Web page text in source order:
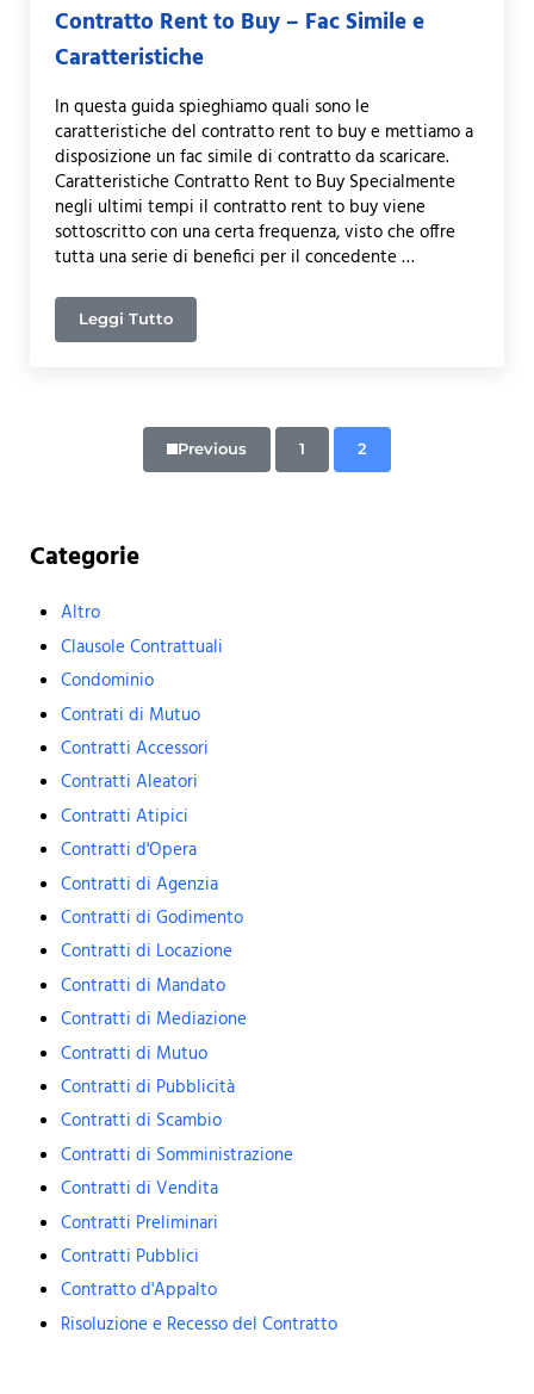
Contratto Rent to Buy – Fac Simile e
Caratteristiche
In questa guida spieghiamo quali sono le
caratteristiche del contratto rent to buy e mettiamo a
disposizione un fac simile di contratto da scaricare.
Caratteristiche Contratto Rent to Buy Specialmente
negli ultimi tempi il contratto rent to buy viene
sottoscritto con una certa frequenza, visto che offre
tutta una serie di benefici per il concedente …
Leggi TuttoContratto Rent to Buy – Fac Simile e
Previous Page
1 Page
2
Sidebar
Categorie
Altro
Clausole Contrattuali
Condominio
Contrati di Mutuo
Contratti Accessori
Contratti Aleatori
Contratti Atipici
Contratti d'Opera
Contratti di Agenzia
Contratti di Godimento
Contratti di Locazione
Contratti di Mandato
Contratti di Mediazione
Contratti di Mutuo
Contratti di Pubblicità
Contratti di Scambio
Contratti di Somministrazione
Contratti di Vendita
Contratti Preliminari
Contratti Pubblici
Contratto d'Appalto
Risoluzione e Recesso del Contratto